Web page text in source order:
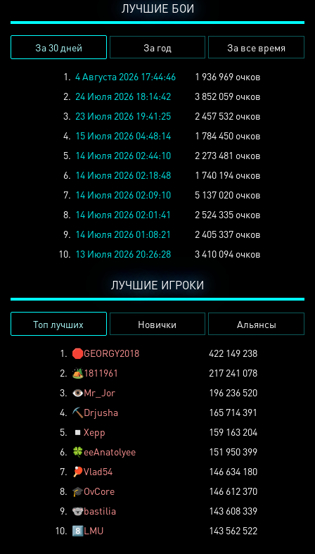
ЛУЧШИЕ БОИ
За 30 дней За год За все время
1. 4 Августа 2026 17:44:46
1 936 969 очков
2. 24 Июля 2026 18:14:42
3 852 059 очков
3. 23 Июля 2026 19:41:25
2 457 532 очков
4. 15 Июля 2026 04:48:14
1 784 450 очков
5. 14 Июля 2026 02:44:10
2 273 481 очков
6. 14 Июля 2026 02:18:48
1 740 194 очков
7. 14 Июля 2026 02:09:10
5 137 020 очков
8. 14 Июля 2026 02:01:41
2 524 335 очков
9. 14 Июля 2026 01:08:21
2 405 337 очков
10. 13 Июля 2026 20:26:28 3 410 094 очков
ЛУЧШИЕ ИГРОКИ
Топ лучших Новички Альянсы
1. 🛑GEORGY2018
422 149 238
2. 🏕️1811961
217 241 078
3. 👁️Mr_Jor
196 236 520
4. ⛏️ Drjusha
165 714 391
5.
◽ Xepp
159 163 204
6. 🍀eeAnatolyee
151 950 399
7.
🏓Vlad54
146 634 180
8. 🎓OvCore
146 612 370
9. 🐨bastilia
143 608 339
10. 8️⃣LMU 143 562 522